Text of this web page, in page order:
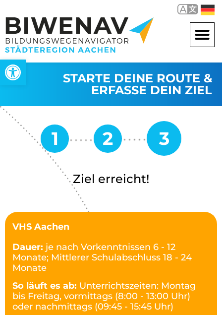
Werkzeugleiste öffnen
STARTE DEINE ROUTE &
ERFASSE DEIN ZIEL
Ziel erreicht!
VHS Aachen
Dauer: je nach Vorkenntnissen 6 - 12
Monate; Mittlerer Schulabschluss 18 - 24
Monate
So läuft es ab: Unterrichtszeiten: Montag
bis Freitag, vormittags (8:00 - 13:00 Uhr)
oder nachmittags (09:45 - 15:45 Uhr)